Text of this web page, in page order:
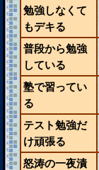
勉強しなくて
もデキる
普段から勉強
している
塾で習ってい
る
テスト勉強だ
け頑張る
怒涛の一夜漬